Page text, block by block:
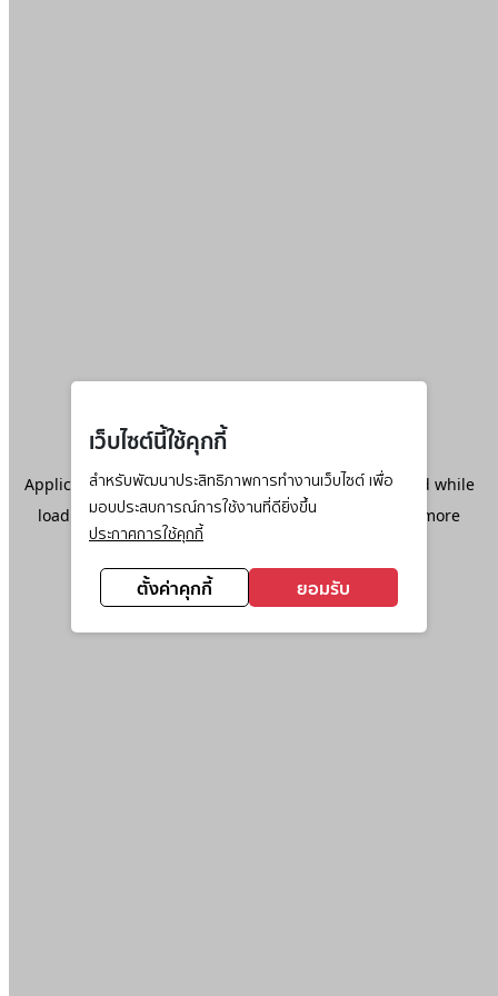
เว็บไซต์นี้ใช้คุกกี้
สำหรับพัฒนาประสิทธิภาพการทำงานเว็บไซต์ เพื่อ
มอบประสบการณ์การใช้งานที่ดียิ่งขึ้น
ประกาศการใช้คุกกี้
ตั้งค่าคุกกี้ ยอมรับ
Application error: aclient-side exception has occurred while
loadingwww.ktc.co.th(see the browser console
for more
information).